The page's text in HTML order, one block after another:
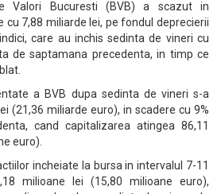
Valori Bucuresti (BVB) a scazut in
cu 7,88 miliarde lei, pe fondul deprecierii
care au inchis sedinta de vineri cu
de saptamana precedenta, in timp ce
a BVB dupa sedinta de vineri s-a
(21,36 miliarde euro), in scadere cu 9%
cand capitalizarea atingea 86,11
euro).
incheiate la bursa in intervalul 7-11
milioane lei (15,80 milioane euro),